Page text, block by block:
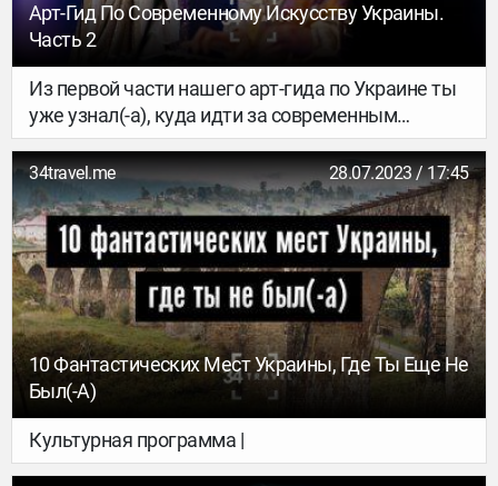
Арт-Гид По Современному Искусству Украины.
Часть 2
Из первой части нашего арт-гида по Украине ты
уже узнал(-а), куда идти за современным
искусством во Львове, Одессе, Харькове и
Днепре. Мы продолжаем исследовать арт-среду
Украины – и сегодня отправляемся в главные
музеи галереи и пространства других крупных
городов страны. Выбирай, куда заглянешь в
следующее путешествие по Украине!
34travel.me 28.07.2023 / 17:45
10 Фантастических Мест Украины, Где Ты Еще Не
Был(-А)
Культурная программа |